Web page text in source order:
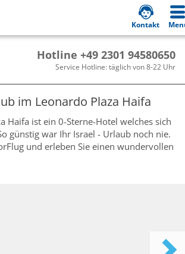
Hotline +49 2301 94580650
Service Hotline: täglich von 8-22 Uhr
Kontakt
im Leonardo Plaza Haifa
Haifa ist ein 0-Sterne-Hotel welches sich
günstig war Ihr Israel - Urlaub noch nie.
und erleben Sie einen wundervollen